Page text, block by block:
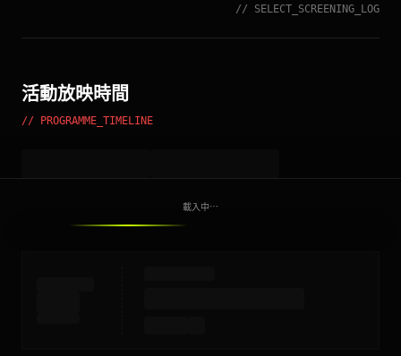
// SELECT_SCREENING_LOG
活動放映時間
// PROGRAMME_TIMELINE
載入中⋯